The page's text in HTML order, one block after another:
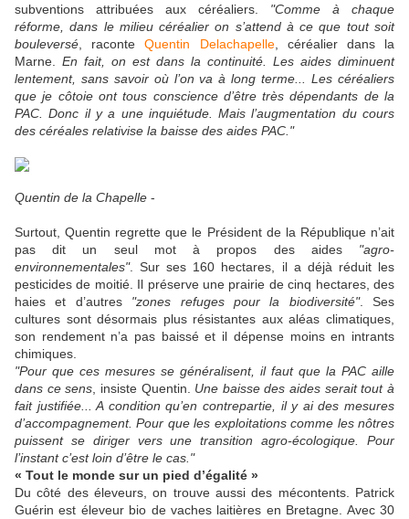
subventions attribuées aux céréaliers. "Comme à chaque
réforme, dans le milieu céréalier on s’attend à ce que tout soit
bouleversé , raconteQuentin Delachapelle, céréalier dans la
Marne. En fait, on est dans la continuité. Les aides diminuent
lentement, sans savoir où l’on va à long terme... Les céréaliers
que je côtoie ont tous conscience d’être très dépendants de la
PAC. Donc il y a une inquiétude. Mais l’augmentation du cours
des céréales relativise la baisse des aides PAC."
Quentin de la Chapelle -
Surtout, Quentin regrette que le Président de la République n’ait
pas dit un seul mot à propos des aides "agro-
environnementales". Sur ses 160 hectares, il a déjà réduit les
pesticides de moitié. Il préserve une prairie de cinq hectares, des
haies et d’autres "zones refuges pour la biodiversité". Ses
cultures sont désormais plus résistantes aux aléas climatiques,
son rendement n’a pas baissé et il dépense moins en intrants
chimiques.
"Pour que ces mesures se généralisent, il faut que la PAC aille
dans ce sens , insiste Quentin. Une baisse des aides serait tout à
fait justifiée... A condition qu’en contrepartie, il y ai des mesures
d’accompagnement. Pour que les exploitations comme les nôtres
puissent se diriger vers une transition agro-écologique. Pour
l’instant c’est loin d’être le cas."
« Tout le monde sur un pied d’égalité »
Du côté des éleveurs, on trouve aussi des mécontents. Patrick
Guérin est éleveur bio de vaches laitières en Bretagne. Avec 30